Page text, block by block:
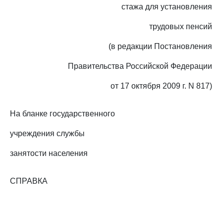
стажа для установления
трудовых пенсий
(в редакции Постановления
Правительства Российской Федерации
от 17 октября 2009 г. N 817)
На бланке государственного
учреждения службы
занятости населения
СПРАВКА